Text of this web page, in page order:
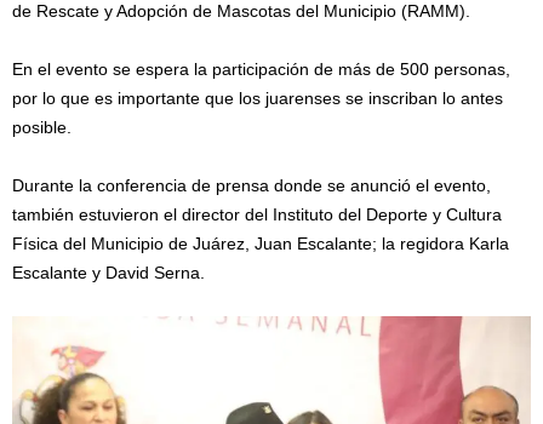
de Rescate y Adopción de Mascotas del Municipio (RAMM).
En el evento se espera la participación de más de 500 personas,
por lo que es importante que los juarenses se inscriban lo antes
posible.
Durante la conferencia de prensa donde se anunció el evento,
también estuvieron el director del Instituto del Deporte y Cultura
Física del Municipio de Juárez, Juan Escalante; la regidora Karla
Escalante y David Serna.